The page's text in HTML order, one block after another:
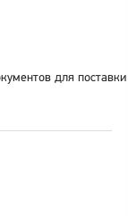
для поставки